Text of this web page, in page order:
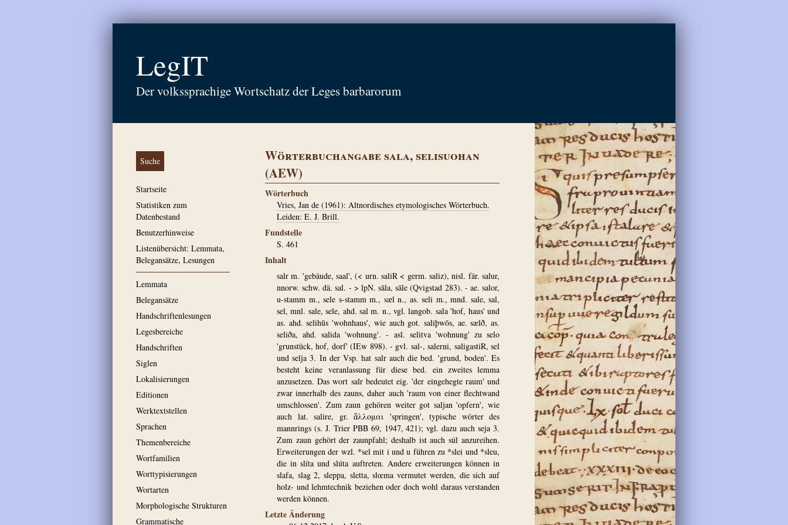
LegIT
Der volkssprachige Wortschatz der Leges barbarorum
Suche
Startseite
Statistiken zum
Datenbestand
Benutzerhinweise
Listenübersicht: Lemmata,
Belegansätze, Lesungen
Lemmata
Belegansätze
Handschriftenlesungen
Legesbereiche
Handschriften
Siglen
Lokalisierungen
Editionen
Werktextstellen
Sprachen
Themenbereiche
Wortfamilien
Worttypisierungen
Wortarten
Morphologische Strukturen
Grammatische
Wörterbuchangabe sala, selisuohan
(AEW)
Wörterbuch
Vries, Jan de (1961): Altnordisches etymologisches Wörterbuch.
Leiden: E. J. Brill.
Fundstelle
S. 461
Inhalt
salr m. 'gebäude, saal', (< urn. saliR < germ. saliz), nisl. fär. salur,
nnorw. schw. dä. sal. - > lpN. sāla, sāle (Qvigstad 283). - ae. salor,
u-stamm m., sele s-stamm m., sæl n., as. seli m., mnd. sale, sal,
sel, mnl. sale, sele, ahd. sal m. n., vgl. langob. sala 'hof, haus' und
as. ahd. selihūs 'wohnhaus', wie auch got. saliþwōs, ae. sælð, as.
seliða, ahd. salida 'wohnung'. - asl. selitva 'wohnung' zu selo
'grunstück, hof, dorf' (IEw 898). - gvl. sal-, salerni, saligastiR, sel
und selja 3. In der Vsp. hat salr auch die bed. 'grund, boden'. Es
besteht keine veranlassung für diese bed. ein zweites lemma
anzusetzen. Das wort salr bedeutet eig. 'der eingehegte raum' und
zwar innerhalb des zauns, daher auch 'raum von einer flechtwand
umschlossen'. Zum zaun gehören weiter got saljan 'opfern', wie
auch lat. salire, gr. ἅλλομαι 'springen', typische wörter des
mannrings (s. J. Trier PBB 69, 1947, 421); vgl. dazu auch seja 3.
Zum zaun gehört der zaunpfahl; deshalb ist auch súl anzureihen.
Erweiterungen der wzl. *sel mit i und u führen zu *slei und *sleu,
die in slíta und slúta auftreten. Andere erweiterungen können in
slafa, slag 2, sleppa, sletta, slœma vermutet werden, die sich auf
holz- und lehmtechnik beziehen oder doch wohl daraus verstanden
werden können.
Letzte Änderung